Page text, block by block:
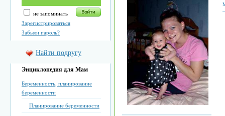
не запоминать
Зарегистрироваться
Забыли пароль?
Найти подругу
Энциклопедия для Мам
Беременность, планирование
беременности
Планирование беременности